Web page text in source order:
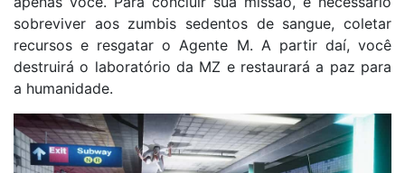
sobreviver aos zumbis sedentos de sangue, coletar
recursos e resgatar o Agente M. A partir daí, você
destruirá o laboratório da MZ e restaurará a paz para
a humanidade.